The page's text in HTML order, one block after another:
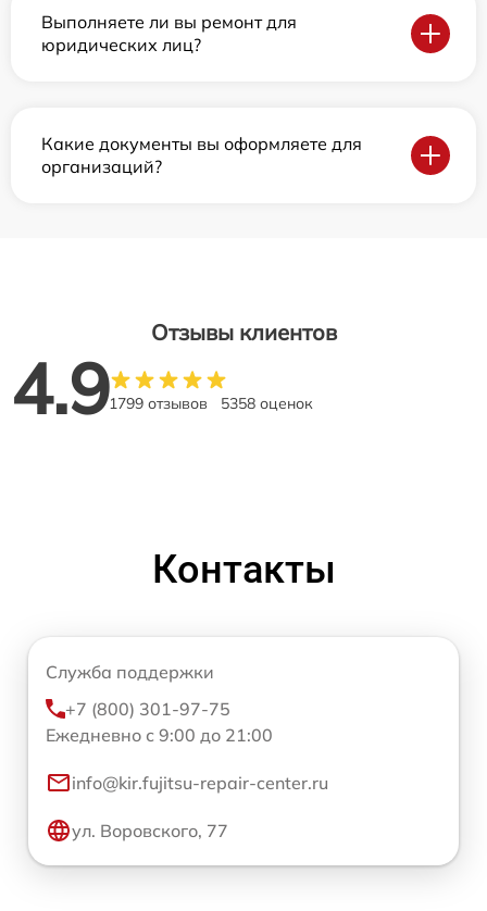
Выполняете ли вы ремонт для
юридических лиц?
Какие документы вы оформляете для
организаций?
Отзывы клиентов
4.91799 отзывов 5358 оценок
Контакты
Служба поддержки
+7 (800) 301-97-75
Ежедневно с 9:00 до 21:00
info@kir.fujitsu-repair-center.ru
ул. Воровского, 77